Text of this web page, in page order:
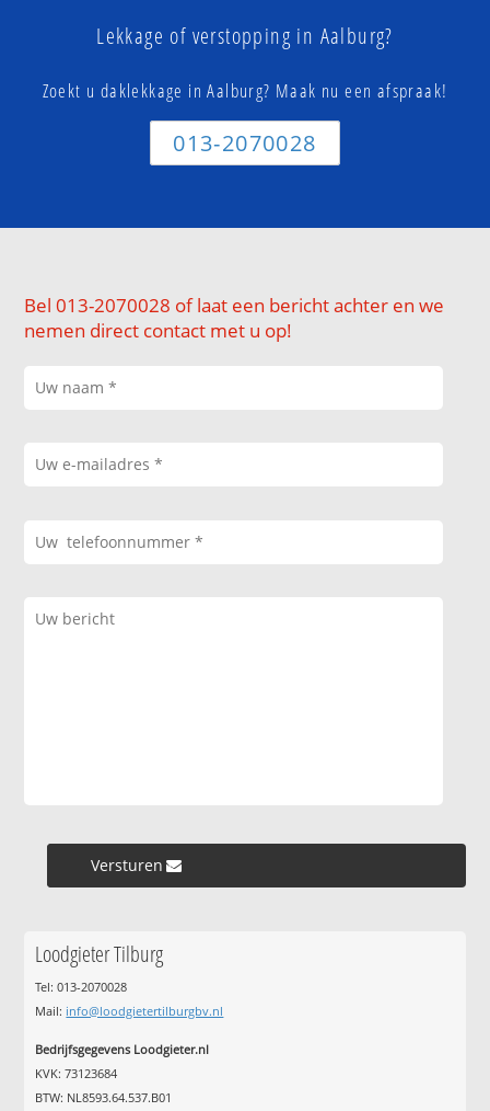
Lekkage of verstopping in Aalburg?
Zoekt u daklekkage in Aalburg? Maak nu een afspraak!
013-2070028
Bel 013-2070028 of laat een bericht achter en we
nemen direct contact met u op!
Versturen »
Loodgieter Tilburg
Tel: 013-2070028
Mail: info@loodgietertilburgbv.nl
Bedrijfsgegevens Loodgieter.nl
KVK: 73123684
BTW: NL8593.64.537.B01